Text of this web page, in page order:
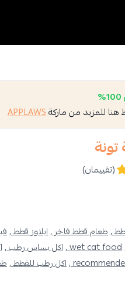
للمزيد من ماركةAPPLAWS
تونة
(تقييمان)
,طعام قطط فاخر ,ابلاوز قطط ,
wet cat food , اكل بساس رطب ,
اكل رطب للقطط ,